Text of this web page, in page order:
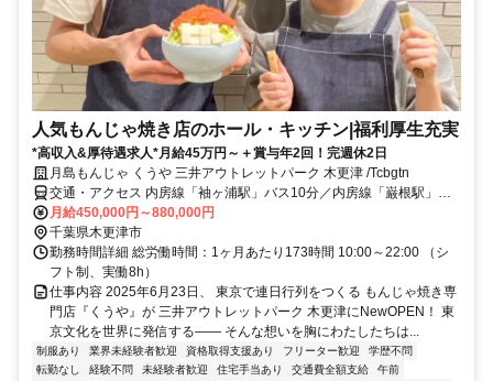
人気もんじゃ焼き店のホール・キッチン|福利厚生充実
*高収入&厚待遇求人*月給45万円～＋賞与年2回！完週休2日
月島もんじゃ くうや 三井アウトレットパーク 木更津 /Tcbgtn
交通・アクセス 内房線「袖ヶ浦駅」バス10分／内房線「巌根駅」車8
分／内房線「木更津駅」バス20分
月給450,000円～880,000円
千葉県木更津市
勤務時間詳細 総労働時間：1ヶ月あたり173時間 10:00～22:00 （シ
フト制、実働8h）
仕事内容 2025年6月23日、 東京で連日行列をつくる もんじゃ焼き専
門店『くうや』が 三井アウトレットパーク 木更津にNewOPEN！ 東
京文化を世界に発信する―― そんな想いを胸にわたしたちは...
制服あり 業界未経験者歓迎 資格取得支援あり フリーター歓迎
学歴不問
転勤なし
経験不問 未経験者歓迎 住宅手当あり 交通費全額支給
午前